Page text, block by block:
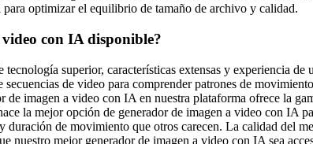
optimizar el equilibrio de tamaño de archivo y calidad.
con IA disponible?
superior, características extensas y experiencia
de video para comprender patrones de
imagen a video con IA en nuestra plataforma ofrece la
la mejor opción de generador de imagen a video con IA
de movimiento que otros carecen. La calidad del
mejor generador de imagen a video con IA sea